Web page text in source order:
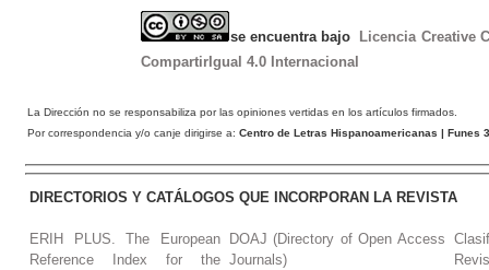
se encuentra bajo
Licencia Creative
CompartirIgual 4.0 Internacional
La Dirección no se responsabiliza por las opiniones vertidas en los artículos firmados.
Por correspondencia y/o canje dirigirse a: Centro de Letras Hispanoamericanas | Funes
DIRECTORIOS Y CATÁLOGOS QUE INCORPORAN LA REVISTA
ERIH PLUS. The European
Reference Index for the
DOAJ (Directory of Open Access
Journals)